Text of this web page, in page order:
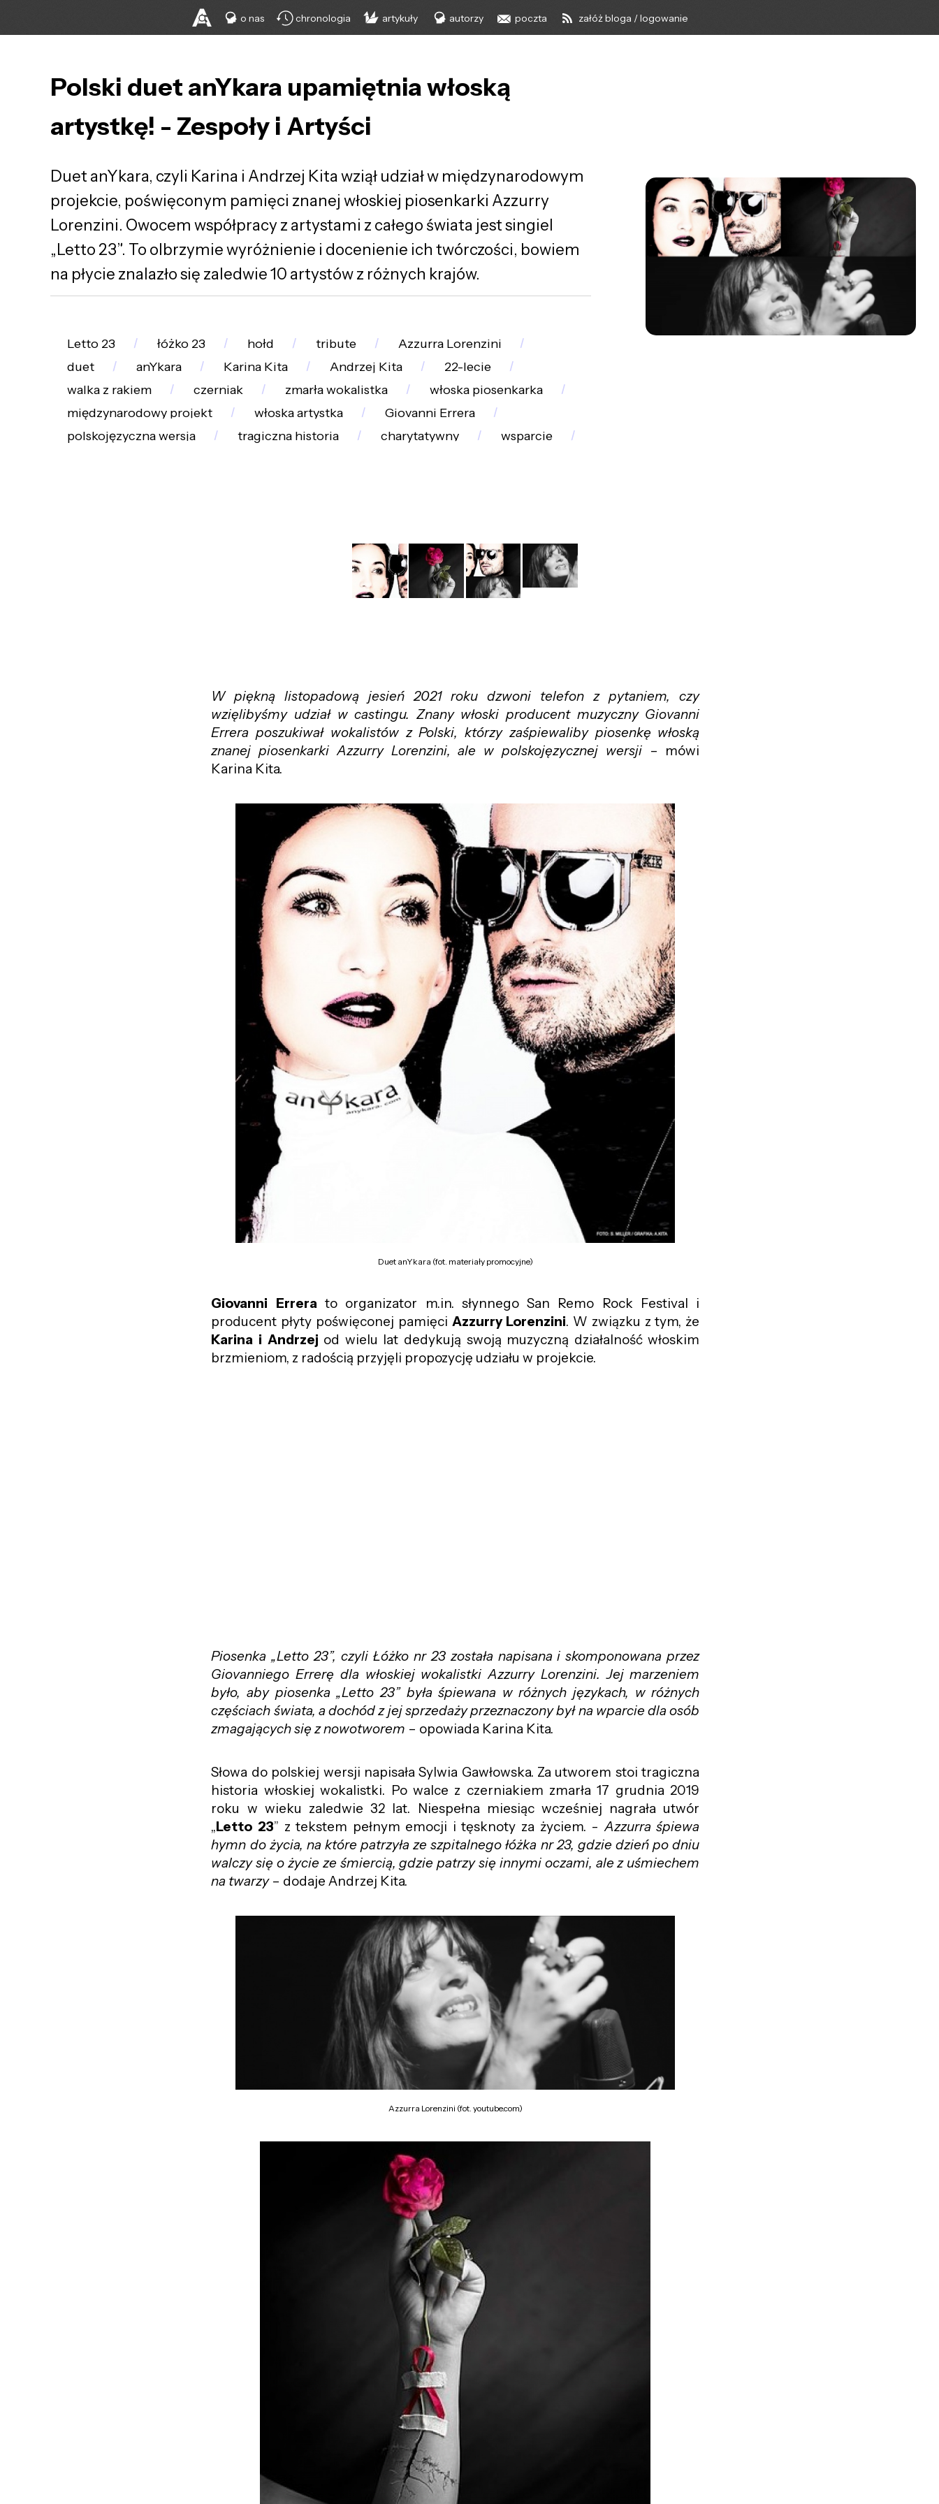
o nas chronologia artykuły autorzy poczta załóż bloga / logowanie
Polski duet anYkara upamiętnia włoską
artystkę! - Zespoły i Artyści
Duet anYkara, czyli Karina i Andrzej Kita wziął udział w międzynarodowym
projekcie, poświęconym pamięci znanej włoskiej piosenkarki Azzurry
Lorenzini. Owocem współpracy z artystami z całego świata jest singiel
„Letto 23”. To olbrzymie wyróżnienie i docenienie ich twórczości, bowiem
na płycie znalazło się zaledwie 10 artystów z różnych krajów.
Letto 23 łóżko 23 hołd tribute
Azzurra Lorenzini
duet
anYkara Karina Kita Andrzej Kita
22-lecie
walka z rakiem
czerniak zmarła wokalistka
włoska piosenkarka
międzynarodowy projekt
włoska artystka
Giovanni Errera
polskojęzyczna wersja
tragiczna historia charytatywny wsparcie
W piękną listopadową jesień 2021 roku dzwoni telefon z pytaniem, czy
wzięlibyśmy udział w castingu. Znany włoski producent muzyczny Giovanni
Errera poszukiwał wokalistów z Polski, którzy zaśpiewaliby piosenkę włoską
znanej piosenkarki Azzurry Lorenzini, ale w polskojęzycznej wersji– mówi
Karina Kita.
Duet anYkara (fot. materiały promocyjne)
Giovanni Errera to organizator m.in. słynnego San Remo Rock Festival i
producent płyty poświęconej pamięci Azzurry Lorenzini. W związku z tym, że
Karina i Andrzej od wielu lat dedykują swoją muzyczną działalność włoskim
brzmieniom, z radością przyjęli propozycję udziału w projekcie.
Piosenka „Letto 23”, czyli Łóżko nr 23 została napisana i skomponowana przez
Giovanniego Errerę dla włoskiej wokalistki Azzurry Lorenzini. Jej marzeniem
było, aby piosenka „Letto 23” była śpiewana w różnych językach, w różnych
częściach świata, a dochód z jej sprzedaży przeznaczony był na wparcie dla osób
zmagających się z nowotworem – opowiada Karina Kita.
Słowa do polskiej wersji napisała Sylwia Gawłowska. Za utworem stoi tragiczna
historia włoskiej wokalistki. Po walce z czerniakiem zmarła 17 grudnia 2019
roku w wieku zaledwie 32 lat. Niespełna miesiąc wcześniej nagrała utwór
„Letto 23” z tekstem pełnym emocji i tęsknoty za życiem. -Azzurra śpiewa
hymn do życia, na które patrzyła ze szpitalnego łóżka nr 23, gdzie dzień po dniu
walczy się o życie ze śmiercią, gdzie patrzy się innymi oczami, ale z uśmiechem
na twarzy– dodaje Andrzej Kita.
Azzurra Lorenzini (fot. youtube.com)